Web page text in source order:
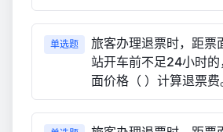
单选题
旅客办理退票时，距票
站开车前不足24小时的
面价格（ ）计算退票费